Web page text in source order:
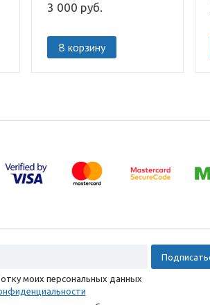
3 000 руб.
В корзину
моих персональных данных